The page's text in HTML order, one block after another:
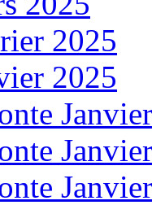
2025
2025